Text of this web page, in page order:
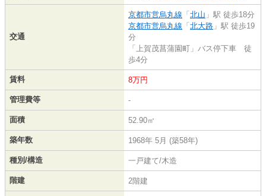
交通
京都市営烏丸線 「 北山 」駅 徒歩18分
京都市営烏丸線 「 北大路 」駅 徒歩19
分
「上賀茂菖蒲園町」バス停下車 徒
歩4分
賃料 8万円
管理費等 -
面積 52.90㎡
築年数 1968年 5月 (築58年)
種別/構造 一戸建て/木造
階建 2階建